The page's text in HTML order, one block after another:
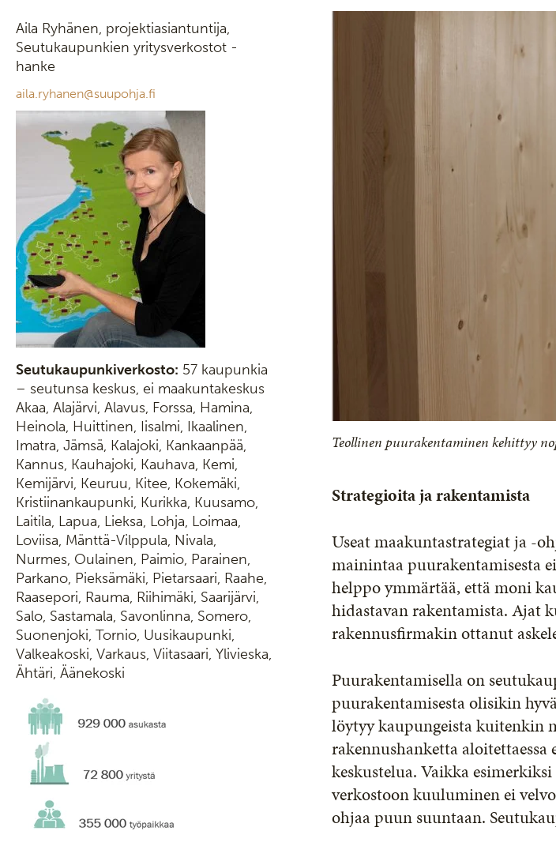
Aila Ryhänen, projektiasiantuntija,
Seutukaupunkien yritysverkostot -
hanke
aila.ryhanen@suupohja.fi
Seutukaupunkiverkosto: 57 kaupunkia
– seutunsa keskus, ei maakuntakeskus
Akaa, Alajärvi, Alavus, Forssa, Hamina,
Heinola, Huittinen, Iisalmi, Ikaalinen,
Imatra, Jämsä, Kalajoki, Kankaanpää,
Kannus, Kauhajoki, Kauhava, Kemi,
Kemijärvi, Keuruu, Kitee, Kokemäki,
Kristiinankaupunki, Kurikka, Kuusamo,
Laitila, Lapua, Lieksa, Lohja, Loimaa,
Loviisa, Mänttä-Vilppula, Nivala,
Nurmes, Oulainen, Paimio, Parainen,
Parkano, Pieksämäki, Pietarsaari, Raahe,
Raasepori, Rauma, Riihimäki, Saarijärvi,
Salo, Sastamala, Savonlinna, Somero,
Suonenjoki, Tornio, Uusikaupunki,
Valkeakoski, Varkaus, Viitasaari, Ylivieska,
Ähtäri, Äänekoski
Teollinen puurakentaminen kehittyy
Strategioita ja rakentamista
Useat maakuntastrategiat ja -
mainintaa puurakentamisesta
helppo ymmärtää, että moni
hidastavan rakentamista. Ajat
rakennusfirmakin ottanut
Puurakentamisella on
puurakentamisesta olisikin
löytyy kaupungeista kuitenkin
rakennushanketta
keskustelua. Vaikka
verkostoon kuuluminen ei
ohjaa puun suuntaan.